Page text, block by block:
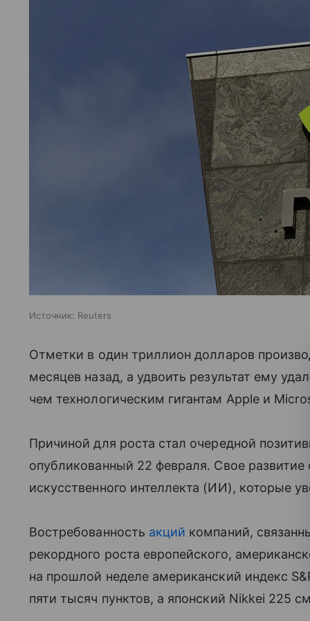
Источник: Reuters
Отметки в один триллион долларов
месяцев назад, а удвоить результат ему
чем технологическим гигантам Apple и
Причиной для роста стал очередной
опубликованный 22 февраля. Свое развитие
искусственного интеллекта (ИИ), которые
Востребованность акций компаний,
рекордного роста европейского,
на прошлой неделе американский индекс
пяти тысяч пунктов, а японский Nikkei 225